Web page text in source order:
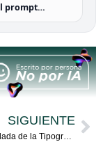
prompt…
SIGUIENTE
Historia Detallada de la Tipografía Futura: Un Icono del Diseño Moderno